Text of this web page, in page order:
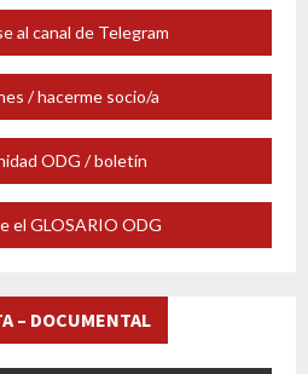
al canal de Telegram
/ hacerme socio/a
ODG / boletín
el GLOSARIO ODG
– DOCUMENTAL